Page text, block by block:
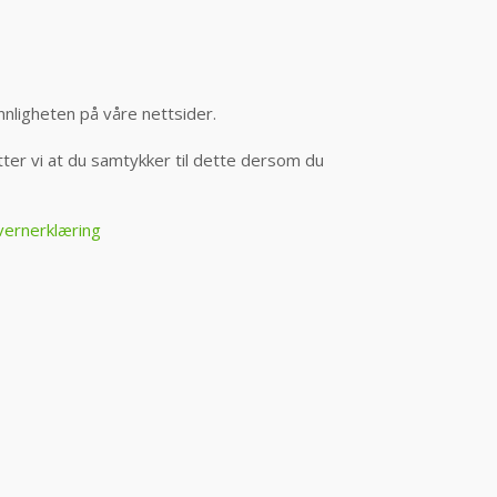
på våre nettsider.
vi at du samtykker til dette dersom du